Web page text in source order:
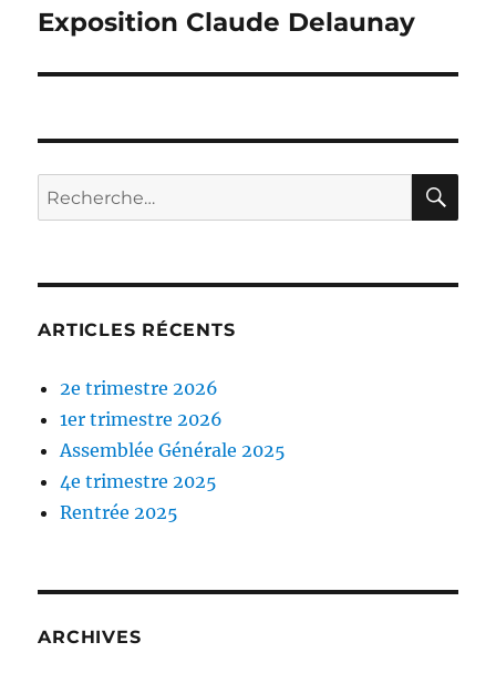
Publication
Exposition Claude Delaunay
Recherche
pour :
ARTICLES RÉCENTS
2e trimestre 2026
1er trimestre 2026
Assemblée Générale 2025
4e trimestre 2025
Rentrée 2025
ARCHIVES